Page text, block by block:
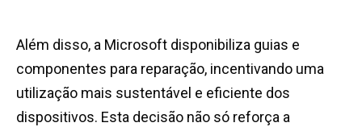
Além disso, a Microsoft disponibiliza guias e
componentes para reparação, incentivando uma
utilização mais sustentável e eficiente dos
dispositivos. Esta decisão não só reforça a